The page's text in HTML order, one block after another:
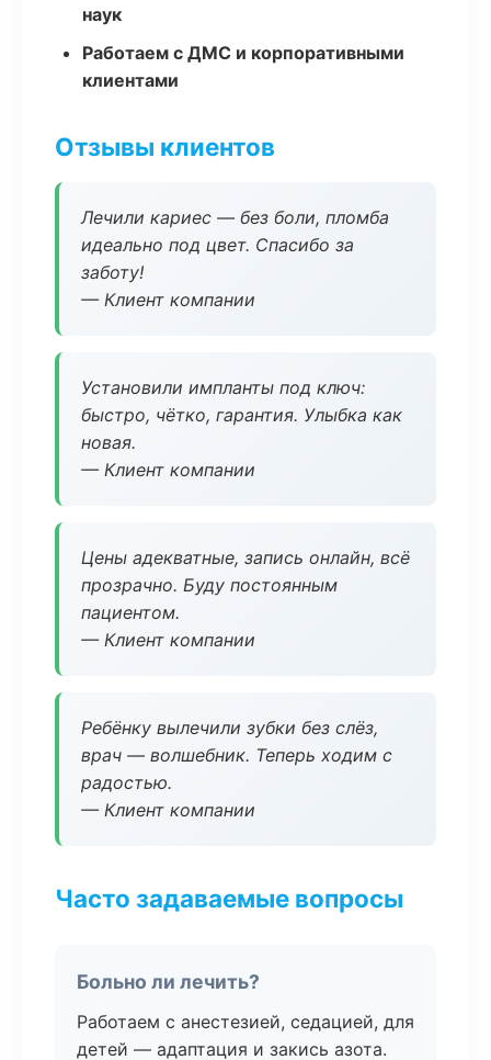
наук
Работаем с ДМС и корпоративными
клиентами
Отзывы клиентов
Лечили кариес — без боли, пломба
идеально под цвет. Спасибо за
заботу!
— Клиент компании
Установили импланты под ключ:
быстро, чётко, гарантия. Улыбка как
новая.
— Клиент компании
Цены адекватные, запись онлайн, всё
прозрачно. Буду постоянным
пациентом.
— Клиент компании
Ребёнку вылечили зубки без слёз,
врач — волшебник. Теперь ходим с
радостью.
— Клиент компании
Часто задаваемые вопросы
Больно ли лечить?
Работаем с анестезией, седацией, для
детей — адаптация и закись азота.